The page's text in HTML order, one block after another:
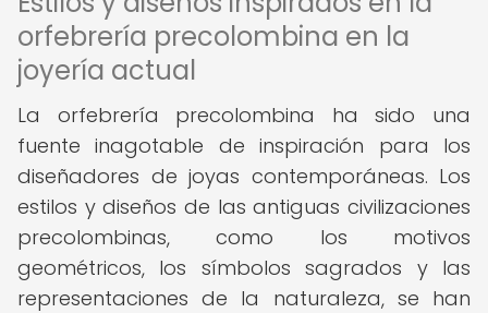
orfebrería precolombina en la
joyería actual
La orfebrería precolombina ha sido una
fuente inagotable de inspiración para los
diseñadores de joyas contemporáneas. Los
estilos y diseños de las antiguas civilizaciones
precolombinas, como los motivos
geométricos, los símbolos sagrados y las
representaciones de la naturaleza, se han